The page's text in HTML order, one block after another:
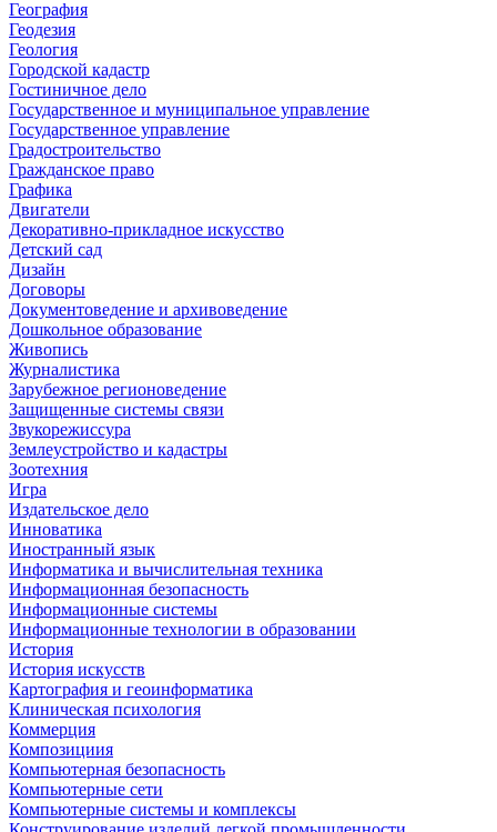
География
Геодезия
Геология
Городской кадастр
Гостиничное дело
Государственное и муниципальное управление
Государственное управление
Градостроительство
Гражданское право
Графика
Двигатели
Декоративно-прикладное искусство
Детский сад
Дизайн
Договоры
Документоведение и архивоведение
Дошкольное образование
Живопись
Журналистика
Зарубежное регионоведение
Защищенные системы связи
Звукорежиссура
Землеустройство и кадастры
Зоотехния
Игра
Издательское дело
Инноватика
Иностранный язык
Информатика и вычислительная техника
Информационная безопасность
Информационные системы
Информационные технологии в образовании
История
История искусств
Картография и геоинформатика
Клиническая психология
Коммерция
Композициия
Компьютерная безопасность
Компьютерные сети
Компьютерные системы и комплексы